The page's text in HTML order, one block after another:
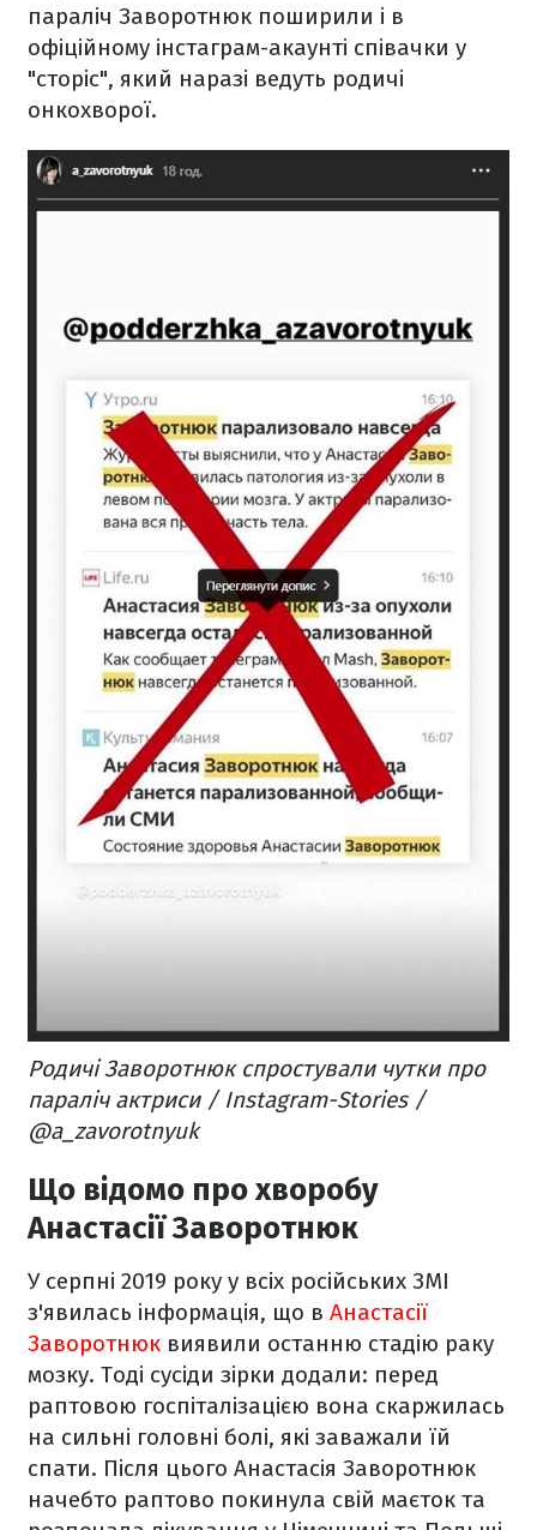
параліч Заворотнюк поширили і в
офіційному інстаграм-акаунті співачки у
"сторіс", який наразі ведуть родичі
онкохворої.
Родичі Заворотнюк спростували чутки про
параліч актриси / Instagram-Stories /
@a_zavorotnyuk
Що відомо про хворобу
Анастасії Заворотнюк
У серпні 2019 року у всіх російських ЗМІ
з'явилась інформація, що в Анастасії
Заворотнюк виявили останню стадію раку
мозку. Тоді сусіди зірки додали: перед
раптовою госпіталізацією вона скаржилась
на сильні головні болі, які заважали їй
спати. Після цього Анастасія Заворотнюк
начебто раптово покинула свій маєток та